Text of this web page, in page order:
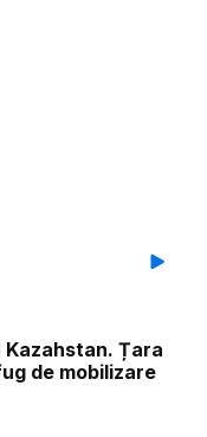
Țara
de mobilizare